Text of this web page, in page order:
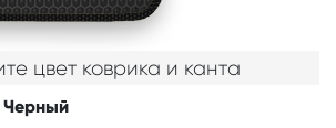
цвет коврика и канта
Черный